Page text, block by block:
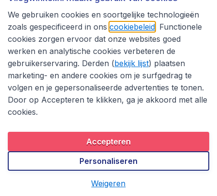
stedentrips
We gebruiken cookies en soortgelijke technologieën
zoals gespecificeerd in ons cookiebeleid . Functionele
cookies zorgen ervoor dat onze websites goed
werken en analytische cookies verbeteren de
gebruikerservaring. Derden (bekijk lijst) plaatsen
marketing- en andere cookies om je surfgedrag te
volgen en je gepersonaliseerde advertenties te tonen.
Door op Accepteren te klikken, ga je akkoord met alle
cookies.
Accepteren
Personaliseren
Weigeren